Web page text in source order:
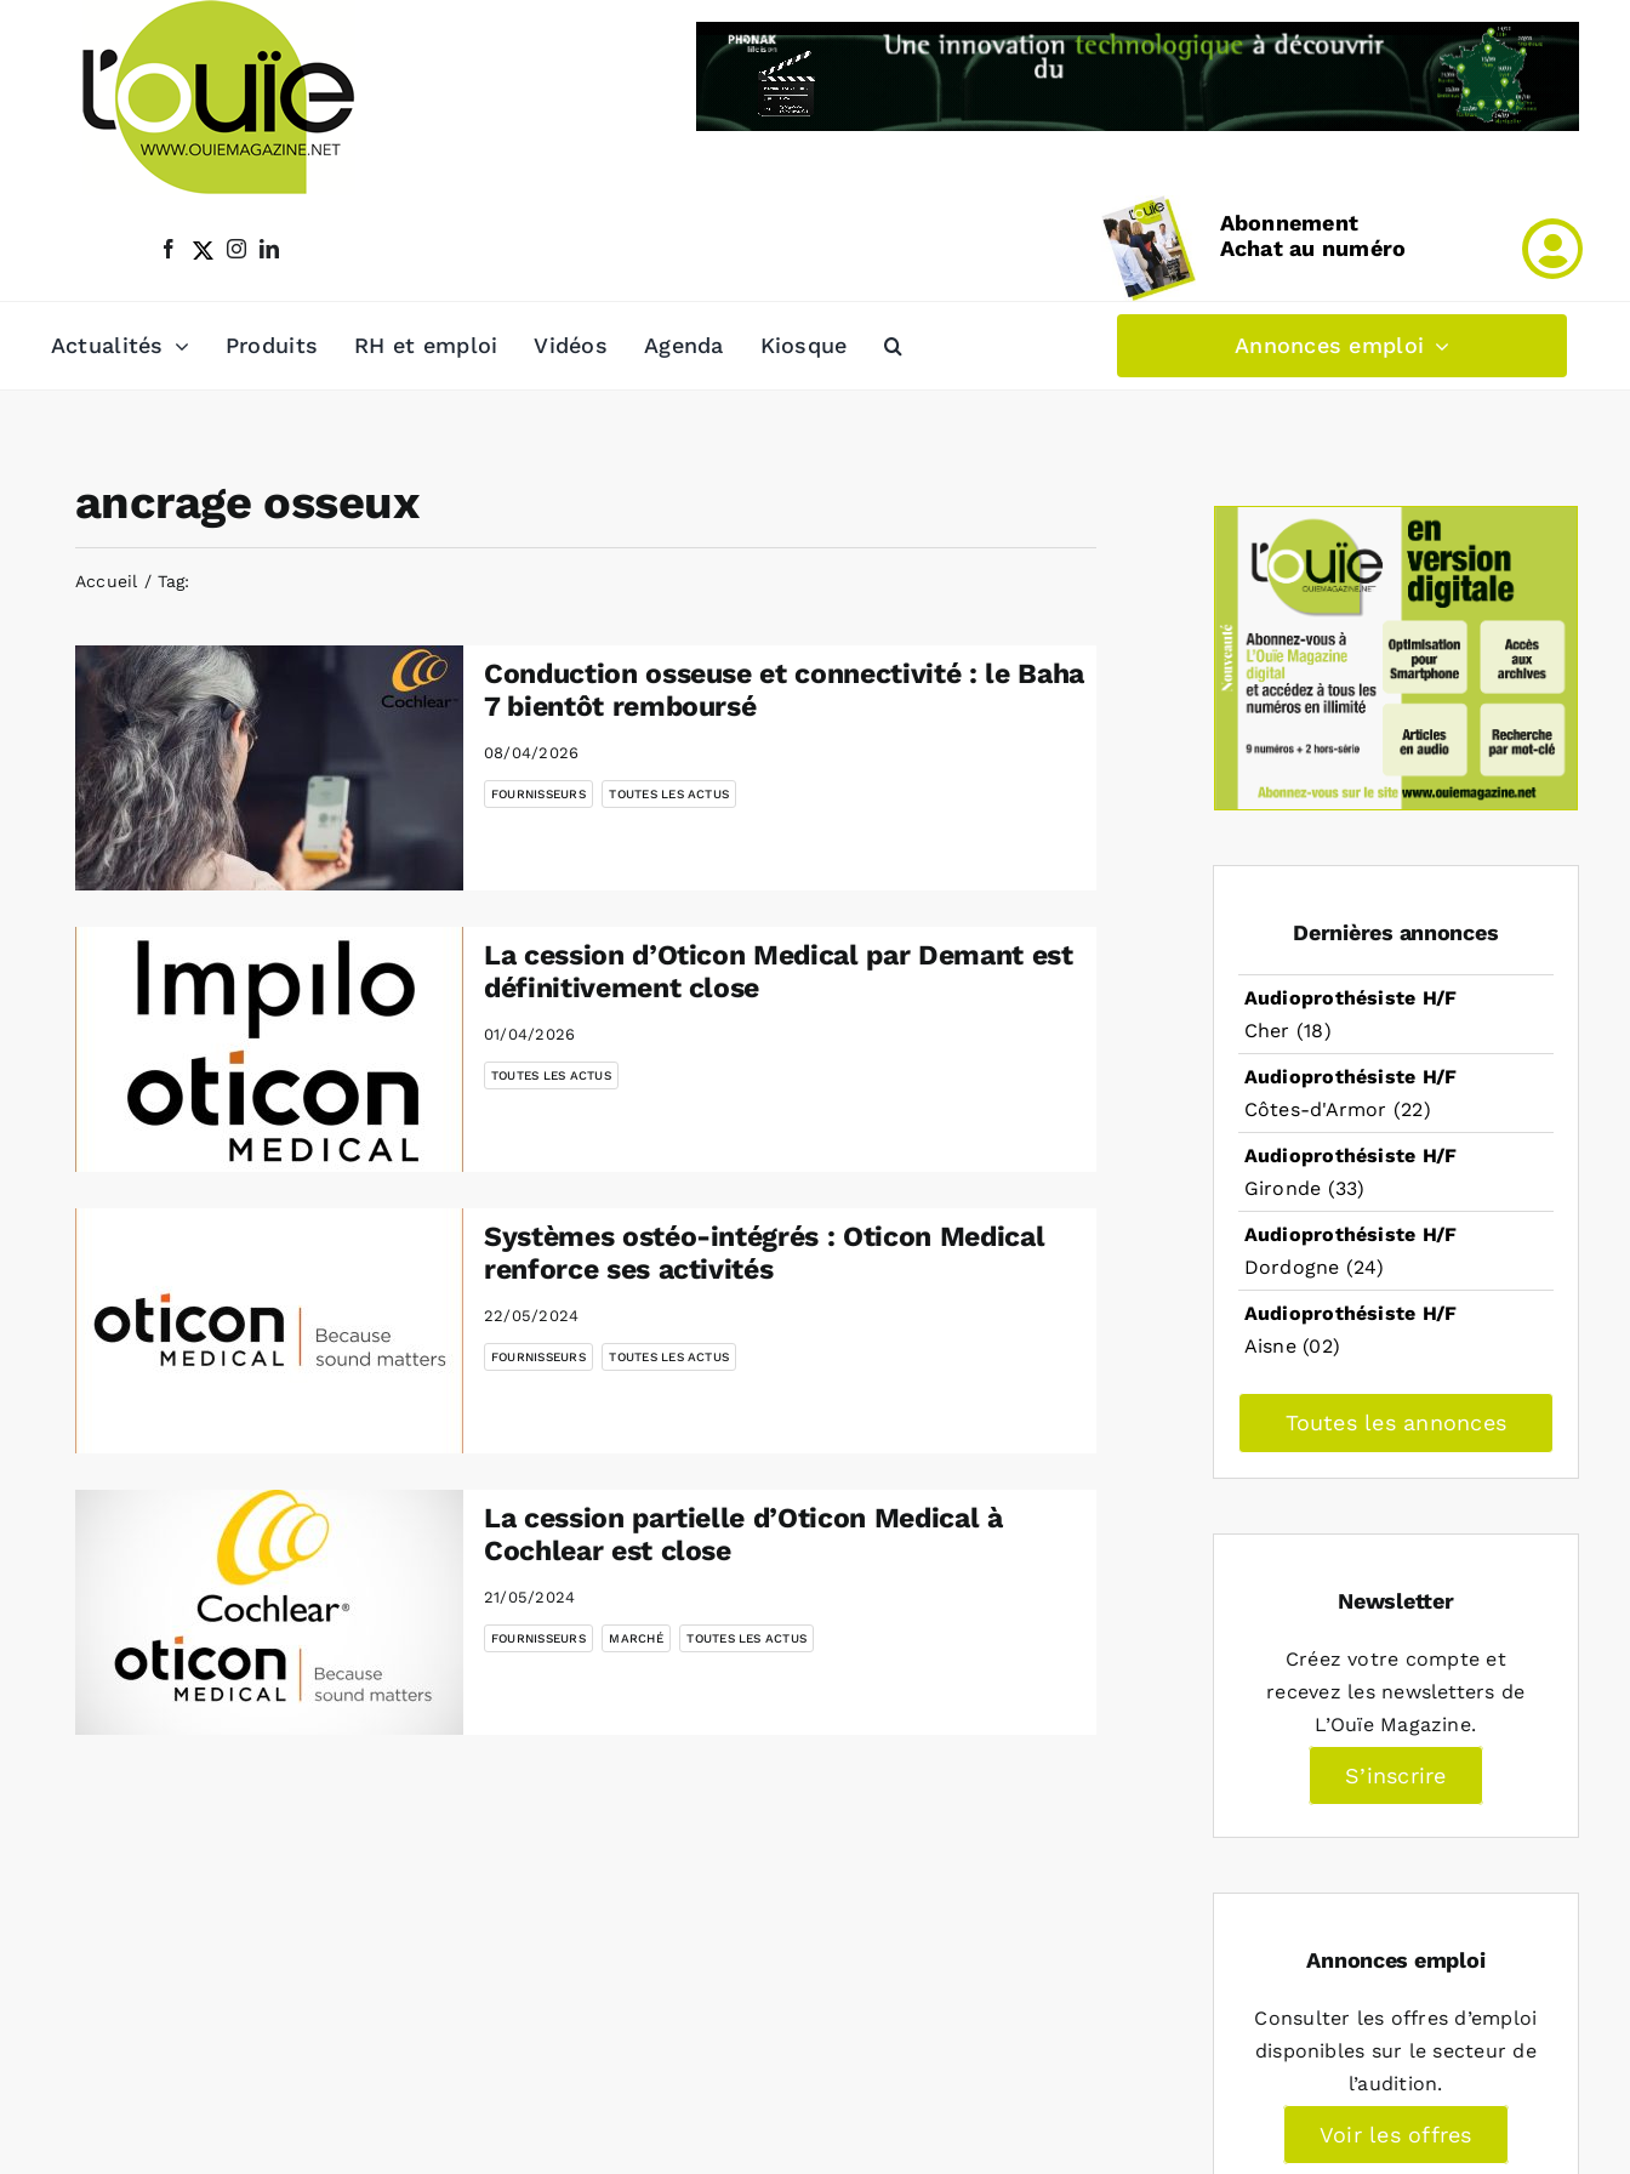
Abonnement
Achat au numéro
Actualités Produits RH et emploi Vidéos Agenda Kiosque Annonces emploi
ancrage osseux
Accueil Tag:
Conduction osseuse et connectivité : le Baha
7 bientôt remboursé
08/04/2026
FOURNISSEURS TOUTES LES ACTUS
La cession d’Oticon Medical par Demant est
définitivement close
01/04/2026
TOUTES LES ACTUS
Systèmes ostéo-intégrés : Oticon Medical
renforce ses activités
22/05/2024
FOURNISSEURS TOUTES LES ACTUS
La cession partielle d’Oticon Medical à
Cochlear est close
21/05/2024
FOURNISSEURS MARCHÉ TOUTES LES ACTUS
Dernières annonces
Audioprothésiste H/F
Cher (18)
Audioprothésiste H/F
Côtes-d'Armor (22)
Audioprothésiste H/F
Gironde (33)
Audioprothésiste H/F
Dordogne (24)
Audioprothésiste H/F
Aisne (02)
Toutes les annonces
Newsletter
Créez votre compte et
recevez les newsletters de
L’Ouïe Magazine.
S’inscrire
Annonces emploi
Consulter les offres d’emploi
disponibles sur le secteur de
l’audition.
Voir les offres